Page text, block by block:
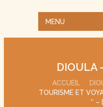
MENU
DIOULA
ACCUEIL
TOURISME ET
‘’